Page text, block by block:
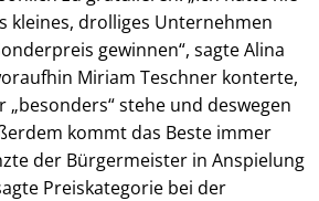
kleines, drolliges Unternehmen
gewinnen“, sagte Alina
Miriam Teschner konterte,
„besonders“ stehe und deswegen
kommt das Beste immer
der Bürgermeister in Anspielung
Preiskategorie bei der